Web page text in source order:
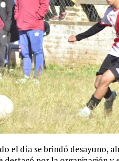
el día se brindó desayuno,